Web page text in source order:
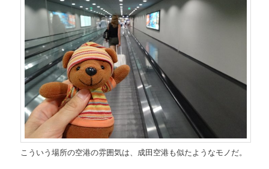
こういう場所の空港の雰囲気は、成田空港も似たようなモノだ。